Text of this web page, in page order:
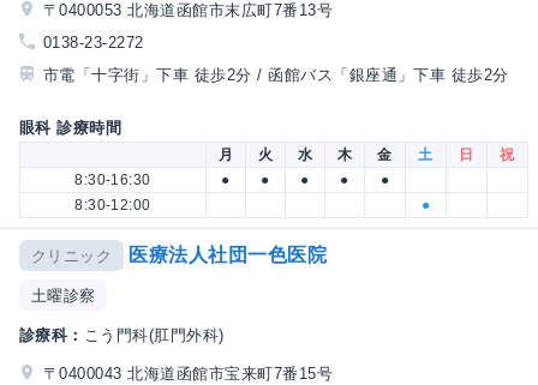
〒0400053 北海道函館市末広町7番13号
0138-23-2272
市電「十字街」下車 徒歩2分 / 函館バス「銀座通」下車 徒歩2分
眼科 診療時間
月 火 水 木 金 土 日
祝
8:30-16:30
● ● ● ●
●
8:30-12:00
●
クリニック 医療法人社団一色医院
土曜診察
診療科： こう門科(肛門外科)
〒0400043 北海道函館市宝来町7番15号